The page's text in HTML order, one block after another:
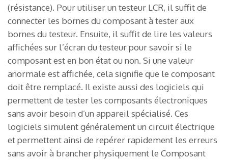
(résistance). Pour utiliser un testeur LCR, il suffit de
connecter les bornes du composant à tester aux
bornes du testeur. Ensuite, il suffit de lire les valeurs
affichées sur l’écran du testeur pour savoir si le
composant est en bon état ou non. Si une valeur
anormale est affichée, cela signifie que le composant
doit être remplacé. Il existe aussi des logiciels qui
permettent de tester les composants électroniques
sans avoir besoin d’un appareil spécialisé. Ces
logiciels simulent généralement un circuit électrique
et permettent ainsi de repérer rapidement les erreurs
sans avoir à brancher physiquement le Composant